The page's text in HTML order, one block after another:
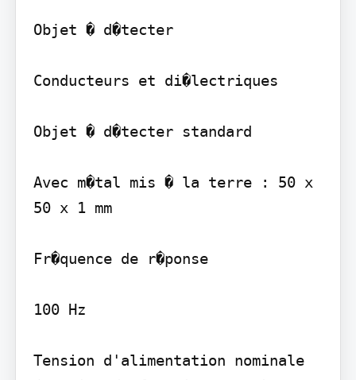
Objet � d�tecter
Conducteurs et di�lectriques
Objet � d�tecter standard
Avec m�tal mis � la terre : 50 x
50 x 1 mm
Fr�quence de r�ponse
100 Hz
Tension d'alimentation nominale